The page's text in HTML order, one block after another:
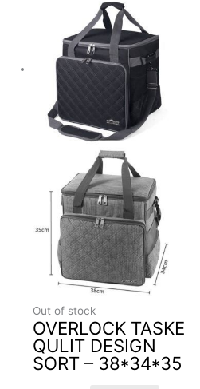
Out of stock
OVERLOCK TASKE
QULIT DESIGN
SORT – 38*34*35